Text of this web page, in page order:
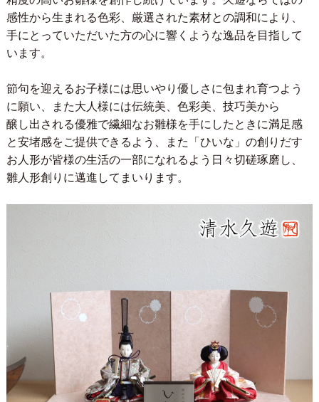
感性から生まれる色彩、厳選された素材との調和により、
手にとっていただいた方の心に響くような逸品を目指して
います。
節句を迎えるお子様には思いやり優しさに包まれ育つよう
に願い、また大人様には伝統美、色彩美、技巧美から
醸し出される優雅で繊細なお雛様を手にしたときに満足感
と安堵感をご提供できるよう、また「ひいな」の創りだす
お人形が皆様の生活の一部になれるよう日々切磋琢磨し、
雛人形創りに邁進してまいります。